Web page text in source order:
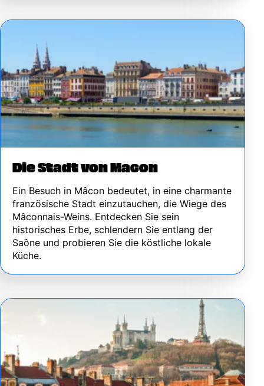
Image
Die Stadt von Macon
Ein Besuch in Mâcon bedeutet, in eine charmante
französische Stadt einzutauchen, die Wiege des
Mâconnais-Weins. Entdecken Sie sein
historisches Erbe, schlendern Sie entlang der
Saône und probieren Sie die köstliche lokale
Küche.
Image